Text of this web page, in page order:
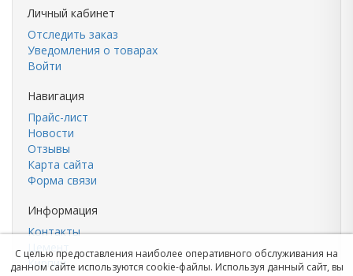
Личный кабинет
Отследить заказ
Уведомления о товарах
Войти
Навигация
Прайс-лист
Новости
Отзывы
Карта сайта
Форма связи
Информация
Контакты
Кирпич
С целью предоставления наиболее оперативного обслуживания на
данном сайте используются cookie-файлы. Используя данный сайт, вы